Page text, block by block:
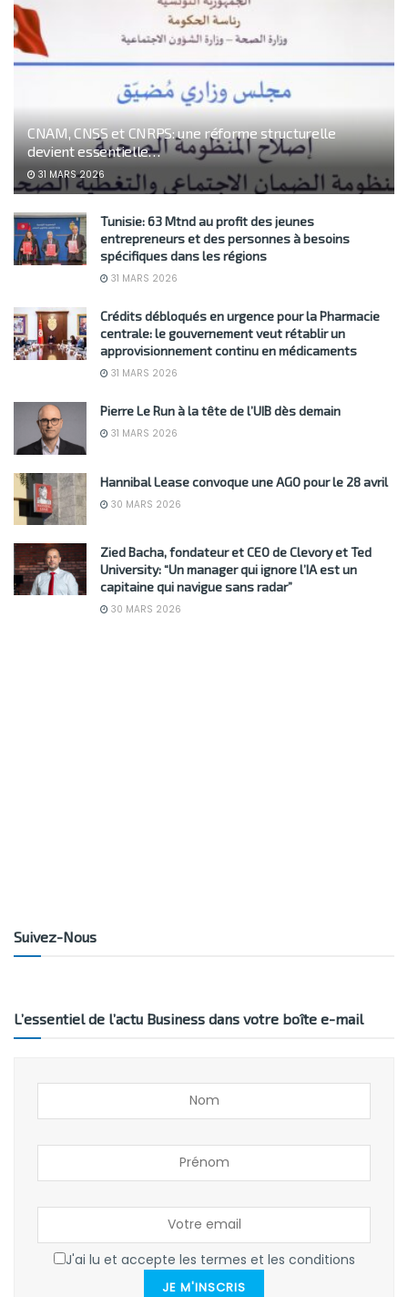
CNAM, CNSS et CNRPS: une réforme structurelle
devient essentielle…
31 MARS 2026
Tunisie: 63 Mtnd au profit des jeunes
entrepreneurs et des personnes à besoins
spécifiques dans les régions
31 MARS 2026
Crédits débloqués en urgence pour la Pharmacie
centrale: le gouvernement veut rétablir un
approvisionnement continu en médicaments
31 MARS 2026
Pierre Le Run à la tête de l’UIB dès demain
31 MARS 2026
Hannibal Lease convoque une AGO pour le 28 avril
30 MARS 2026
Zied Bacha, fondateur et CEO de Clevory et Ted
University: “Un manager qui ignore l’IA est un
capitaine qui navigue sans radar”
30 MARS 2026
Suivez-Nous
L’essentiel de l’actu Business dans votre boîte e-mail
J'ai lu et accepte les termes et les conditions
JE M'INSCRIS